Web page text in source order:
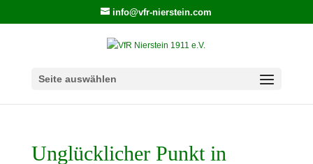
info@vfr-nierstein.com
Seite auswählen
Unglücklicher Punkt in